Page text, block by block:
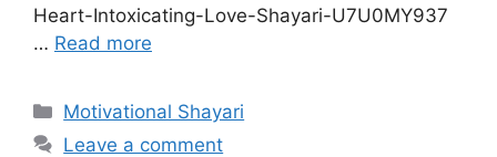
Heart-Intoxicating-Love-Shayari-U7U0MY937
… Read more
Categories
Motivational Shayari
Leave a comment